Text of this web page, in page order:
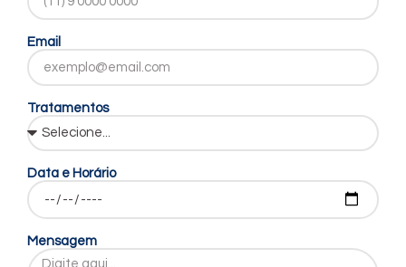
Email
Tratamentos
Data e Horário
Mensagem